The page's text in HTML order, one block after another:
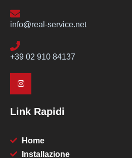
info@real-service.net
+39 02 910 84137
Link Rapidi
Home
Installazione